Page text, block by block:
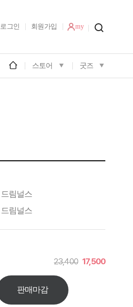
로그인 회원가입 my
스토어 굿즈
드림널스
드림널스
23,400 17,500
판매마감